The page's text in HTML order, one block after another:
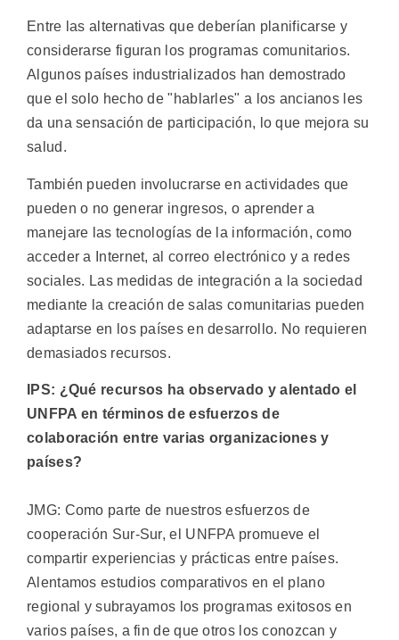
Entre las alternativas que deberían planificarse y
considerarse figuran los programas comunitarios.
Algunos países industrializados han demostrado
que el solo hecho de "hablarles" a los ancianos les
da una sensación de participación, lo que mejora su
salud.
También pueden involucrarse en actividades que
pueden o no generar ingresos, o aprender a
manejare las tecnologías de la información, como
acceder a Internet, al correo electrónico y a redes
sociales. Las medidas de integración a la sociedad
mediante la creación de salas comunitarias pueden
adaptarse en los países en desarrollo. No requieren
demasiados recursos.
IPS: ¿Qué recursos ha observado y alentado el
UNFPA en términos de esfuerzos de
colaboración entre varias organizaciones y
países?
JMG: Como parte de nuestros esfuerzos de
cooperación Sur-Sur, el UNFPA promueve el
compartir experiencias y prácticas entre países.
Alentamos estudios comparativos en el plano
regional y subrayamos los programas exitosos en
varios países, a fin de que otros los conozcan y